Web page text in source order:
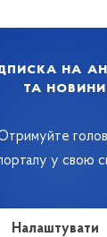
на
та новини
у свою
Налаштувати